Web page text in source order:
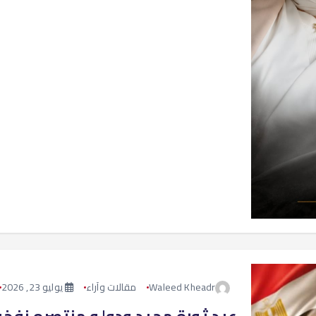
Waleed Kheadr مقالات وآراء يوليو 23, 2026